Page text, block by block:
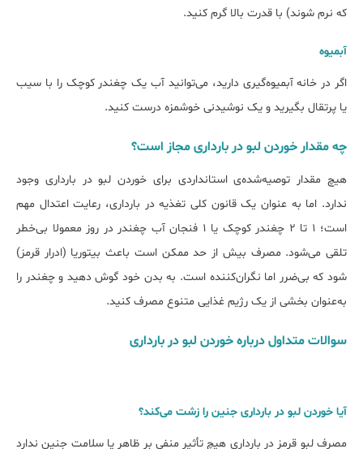
که نرم شوند) با قدرت بالا گرم کنید.
آبمیوه
اگر در خانه آبمیوه‌گیری دارید، می‌توانید آب یک چغندر کوچک را با سیب
یا پرتقال بگیرید و یک نوشیدنی خوشمزه درست کنید.
چه مقدار خوردن لبو در بارداری مجاز است؟
هیچ مقدار توصیه‌شده‌ی استانداردی برای خوردن لبو در بارداری وجود
ندارد. اما به عنوان یک قانون کلی تغذیه در بارداری، رعایت اعتدال مهم
است؛ ۱ تا ۲ چغندر کوچک یا ۱ فنجان آب چغندر در روز معمولا بی‌خطر
تلقی می‌شود. مصرف بیش از حد ممکن است باعث بیتوریا (ادرار قرمز)
شود که بی‌ضرر اما نگران‌کننده است. به بدن خود گوش دهید و چغندر را
به‌عنوان بخشی از یک رژیم غذایی متنوع مصرف کنید.
سوالات متداول درباره خوردن لبو در بارداری
آیا خوردن لبو در بارداری جنین را زشت می‌کند؟
مصرف لبو قرمز در بارداری هیچ تأثیر منفی بر ظاهر یا سلامت جنین ندارد